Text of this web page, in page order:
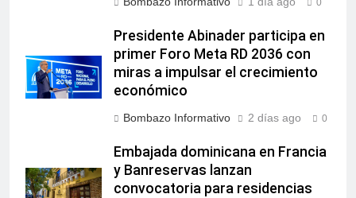
0
Presidente Abinader participa en
primer Foro Meta RD 2036 con
miras a impulsar el crecimiento
económico
Bombazo Informativo 2 días ago 0
Embajada dominicana en Francia
y Banreservas lanzan
convocatoria para residencias